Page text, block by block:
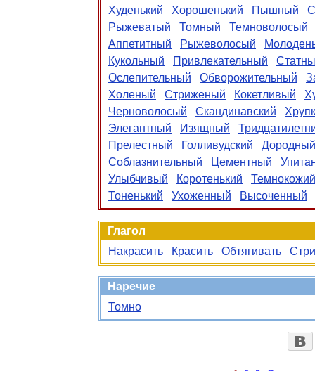
Худенький
Хорошенький Пышный
Рыжеватый
Томный
Темноволосый
Аппетитный
Рыжеволосый
Кукольный
Привлекательный
Ослепительный
Обворожительный
Холеный
Стриженый Кокетливый
Черноволосый
Скандинавский
Элегантный
Изящный
Прелестный
Голливудский
Дородный
Соблазнительный
Цементный
Улыбчивый
Коротенький
Темнокожий
Тоненький
Ухоженный Высоченный
Глагол
Накрасить
Красить Обтягивать
Наречие
Томно